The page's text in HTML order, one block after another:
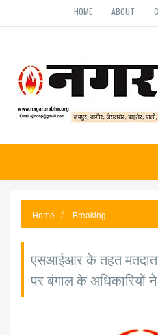
HOME ABOUT
Home Breaking
एसआईआर के तहत
पर बंगाल के अधिकारियों